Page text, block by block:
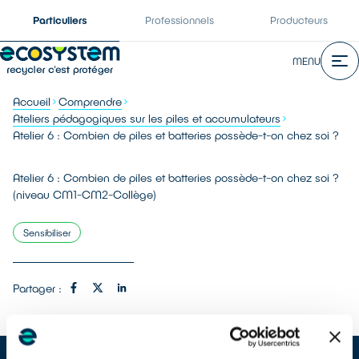
Particuliers Professionnels Producteurs
MENU
Accueil
Comprendre
Ateliers pédagogiques sur les piles et accumulateurs
Atelier 6 : Combien de piles et batteries possède-t-on chez soi ?
Atelier 6 : Combien de piles et batteries possède-t-on chez soi ?
(niveau CM1-CM2-Collège)
Sensibiliser
Partager :